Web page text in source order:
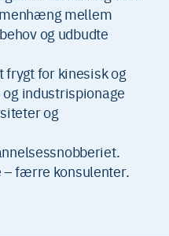
mellem
og udbudte
frygt for kinesisk og
industrispionage
og
færre konsulenter.